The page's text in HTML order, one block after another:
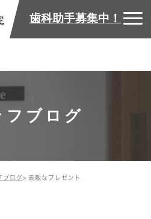
歯科助手募集中！
フブログ
ブログ 素敵なプレゼント